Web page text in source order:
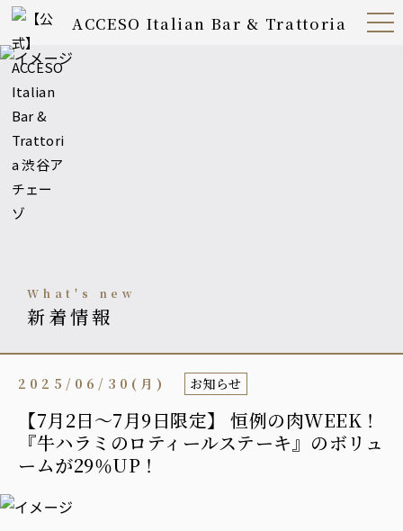
ACCESO Italian Bar & Trattoria Open
Navig
what's new
新着情報
【7月2日〜7月9日限定】 恒例の肉WEEK！
『牛ハラミのロティールステーキ』のボリュ
ームが29％UP！
2025/06/30(月) お知らせ